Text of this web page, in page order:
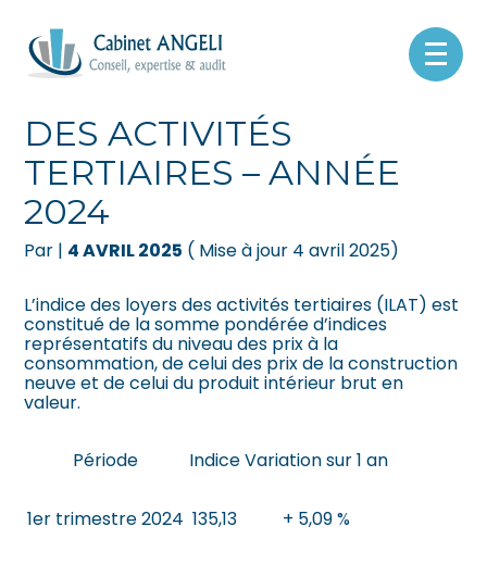
Aller
au
Créer et reprendre une activité
Gérer votre quotidien
Piloter votre entreprise
Développer votre entreprise
Être prêt pour la facturation
électronique
Pilotez votre gestion
Suivre votre comptabilité
Gérer vos ressources humaines
Dématérialiser vos documents
DES ACTIVITÉS
TERTIAIRES – ANNÉE
2024
Par | 4 AVRIL 2025 ( Mise à jour 4 avril 2025)
L’indice des loyers des activités tertiaires (ILAT) est
constitué de la somme pondérée d’indices
représentatifs du niveau des prix à la
consommation, de celui des prix de la construction
neuve et de celui du produit intérieur brut en
valeur.
Période IndiceVariation sur 1 an
1er trimestre 2024 135,13 + 5,09 %